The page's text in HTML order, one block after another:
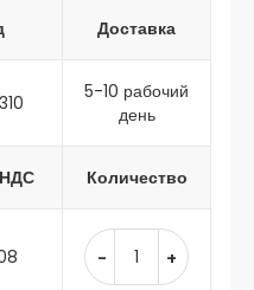
Доставка
5-10 рабочий
день
Количество
- +